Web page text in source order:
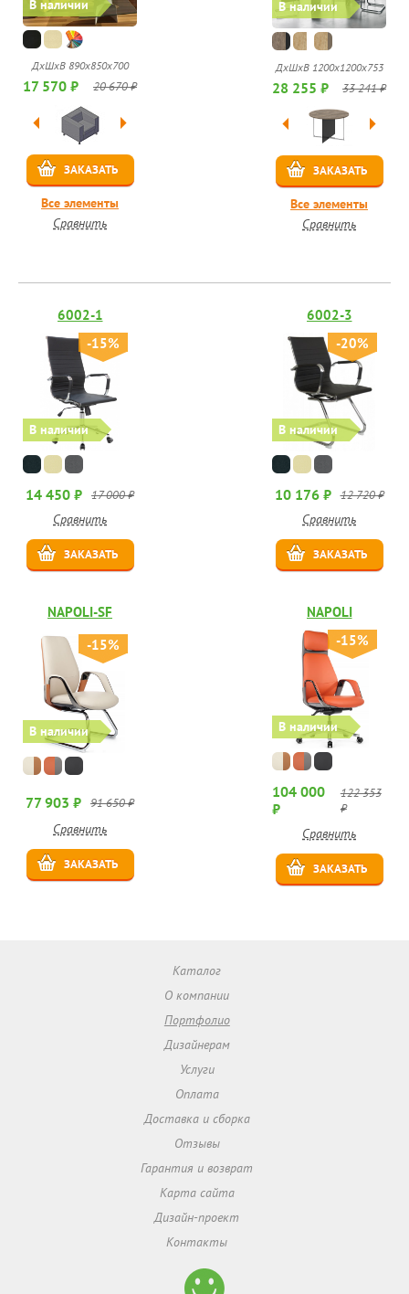
В наличии
ДхШхВ 890х850х700
17 570 ₽ 20 670 ₽
ЗАКАЗАТЬ
Все элементы
Сравнить
В наличии
ДхШхВ 1200х1200х753
28 255 ₽ 33 241 ₽
ЗАКАЗАТЬ
Все элементы
Сравнить
В наличии
-15%
6002-1
14 450 ₽ 17 000 ₽
ЗАКАЗАТЬ
Сравнить
В наличии
-20%
6002-3
10 176 ₽ 12 720 ₽
ЗАКАЗАТЬ
Сравнить
В наличии
-15%
NAPOLI-SF
77 903 ₽ 91 650 ₽
ЗАКАЗАТЬ
Сравнить
В наличии
-15%
NAPOLI
104 000
₽
122 353
₽
ЗАКАЗАТЬ
Сравнить
Каталог
О компании
Портфолио
Дизайнерам
Услуги
Оплата
Доставка и сборка
Отзывы
Гарантия и возврат
Карта сайта
Дизайн-проект
Контакты